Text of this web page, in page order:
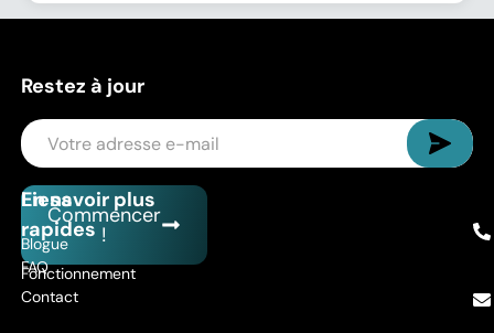
Restez à jour
Commencer
!
Liens
rapides
Fonctionnement
Contact
En savoir plus
Blogue
FAQ